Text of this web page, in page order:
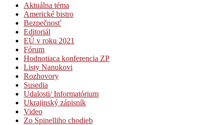
Aktuálna téma
Americké bistro
Bezpečnosť
Editoriál
EÚ v roku 2021
Fórum
Hodnotiaca konferencia ZP
Listy Nanukovi
Rozhovory
Susedia
Udalosti/ Informatórium
Ukrajinský zápisník
Video
Zo Spinelliho chodieb